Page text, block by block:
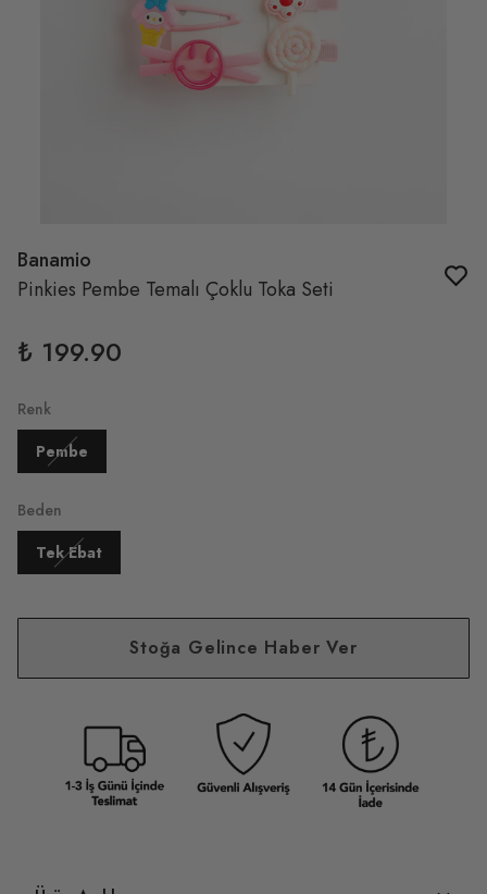
Banamio
Pinkies Pembe Temalı Çoklu Toka Seti
₺ 199.90
Renk
Pembe
Beden
Tek Ebat
Stoğa Gelince Haber Ver